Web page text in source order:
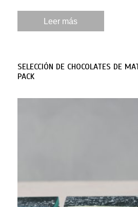
Leer más
SELECCIÓN DE CHOCOLATES DE
PACK